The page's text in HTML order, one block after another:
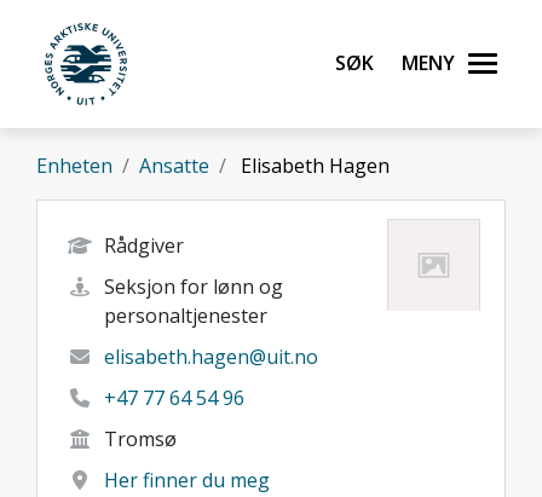
Gå til hovedinnhold
UiT Norges arktiske universitet
Søk Meny
Enheten Ansatte Elisabeth Hagen
Rådgiver
Seksjon for lønn og
personaltjenester
elisabeth.hagen@uit.no
+47 77 64 54 96
Tromsø
Her finner du meg